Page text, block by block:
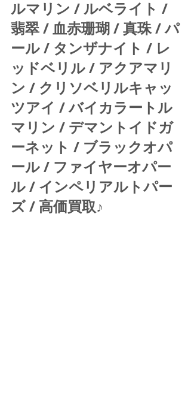
ルマリン / ルベライト /
翡翠 / 血赤珊瑚 / 真珠 / パ
ール / タンザナイト / レ
ッドベリル / アクアマリ
ン / クリソベリルキャッ
ツアイ / バイカラートル
マリン / デマントイドガ
ーネット / ブラックオパ
ール / ファイヤーオパー
ル / インペリアルトパー
ズ / 高価買取♪